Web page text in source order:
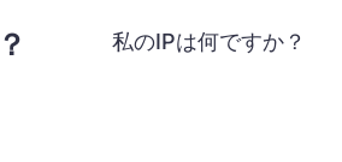
私のIPは何ですか？